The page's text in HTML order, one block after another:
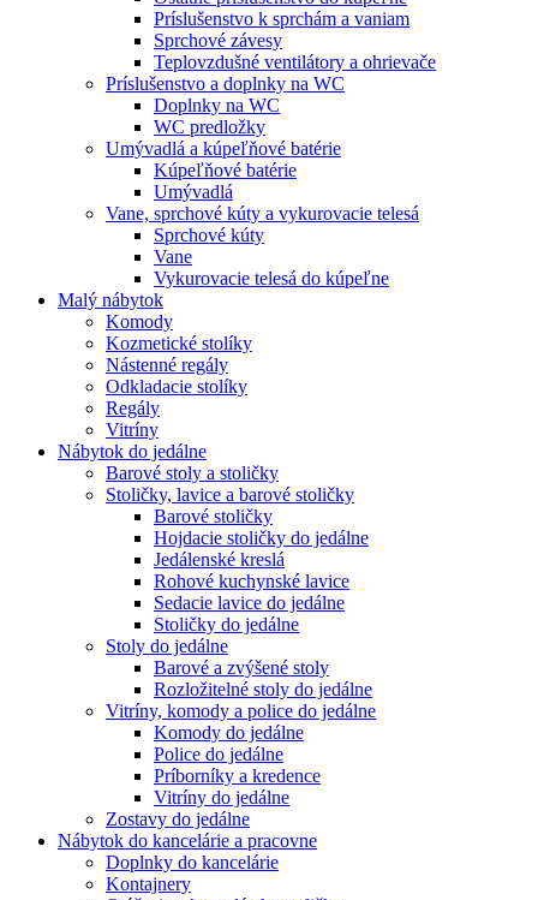
Príslušenstvo k sprchám a vaniam
Sprchové závesy
Teplovzdušné ventilátory a ohrievače
Príslušenstvo a doplnky na WC
Doplnky na WC
WC predložky
Umývadlá a kúpeľňové batérie
Kúpeľňové batérie
Umývadlá
Vane, sprchové kúty a vykurovacie telesá
Sprchové kúty
Vane
Vykurovacie telesá do kúpeľne
Malý nábytok
Komody
Kozmetické stolíky
Nástenné regály
Odkladacie stolíky
Regály
Vitríny
Nábytok do jedálne
Barové stoly a stoličky
Stoličky, lavice a barové stoličky
Barové stoličky
Hojdacie stoličky do jedálne
Jedálenské kreslá
Rohové kuchynské lavice
Sedacie lavice do jedálne
Stoličky do jedálne
Stoly do jedálne
Barové a zvýšené stoly
Rozložitelné stoly do jedálne
Vitríny, komody a police do jedálne
Komody do jedálne
Police do jedálne
Príborníky a kredence
Vitríny do jedálne
Zostavy do jedálne
Nábytok do kancelárie a pracovne
Doplnky do kancelárie
Kontajnery